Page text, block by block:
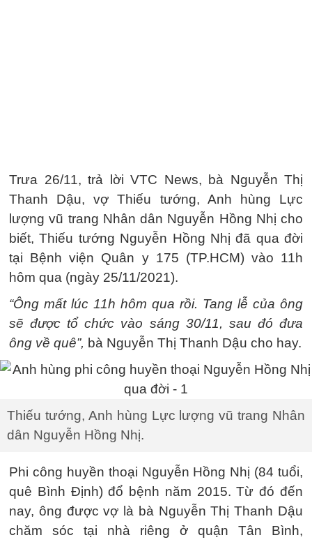
Trưa 26/11, trả lời VTC News, bà Nguyễn Thị
Thanh Dậu, vợ Thiếu tướng, Anh hùng Lực
lượng vũ trang Nhân dân Nguyễn Hồng Nhị cho
biết, Thiếu tướng Nguyễn Hồng Nhị đã qua đời
tại Bệnh viện Quân y 175 (TP.HCM) vào 11h
hôm qua (ngày 25/11/2021).
“Ông mất lúc 11h hôm qua rồi. Tang lễ của ông
sẽ được tổ chức vào sáng 30/11, sau đó đưa
ông về quê”, bà Nguyễn Thị Thanh Dậu cho hay.
Thiếu tướng, Anh hùng Lực lượng vũ trang Nhân
dân Nguyễn Hồng Nhị.
Phi công huyền thoại Nguyễn Hồng Nhị (84 tuổi,
quê Bình Định) đổ bệnh năm 2015. Từ đó đến
nay, ông được vợ là bà Nguyễn Thị Thanh Dậu
chăm sóc tại nhà riêng ở quận Tân Bình,